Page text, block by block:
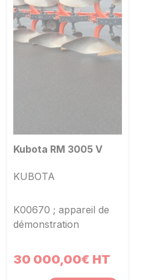
Kubota RM 3005 V
KUBOTA
K00670 ; appareil de
démonstration
30 000,00€ HT